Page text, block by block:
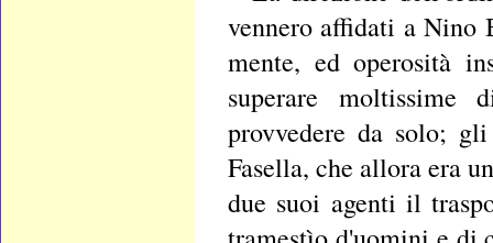
vennero affidati a
mente, ed operosità
superare
provvedere da solo;
Fasella, che allora era
due suoi agenti il